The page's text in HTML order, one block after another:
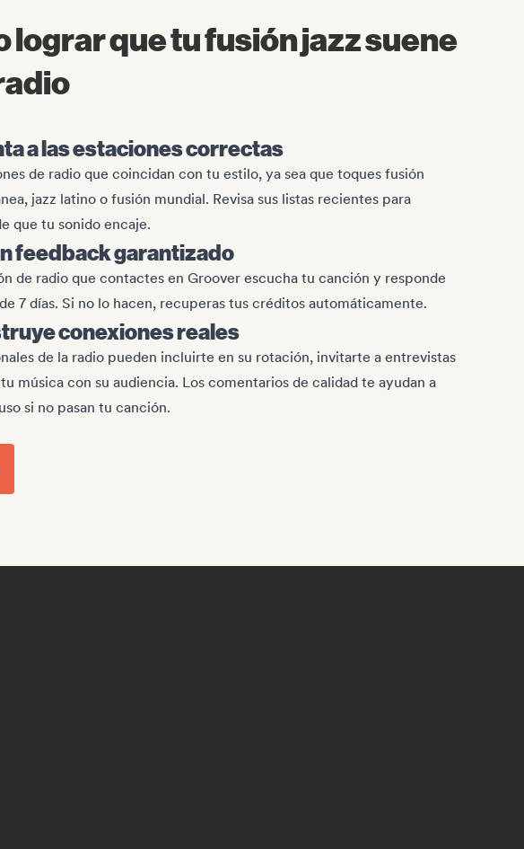
lograr que tu fusión jazz suene
a las estaciones correctas
de radio que coincidan con tu estilo, ya sea que toques fusión
jazz latino o fusión mundial. Revisa sus listas recientes para
que tu sonido encaje.
feedback garantizado
de radio que contactes en Groover escucha tu canción y responde
7 días. Si no lo hacen, recuperas tus créditos automáticamente.
conexiones reales
de la radio pueden incluirte en su rotación, invitarte a entrevistas
música con su audiencia. Los comentarios de calidad te ayudan a
si no pasan tu canción.